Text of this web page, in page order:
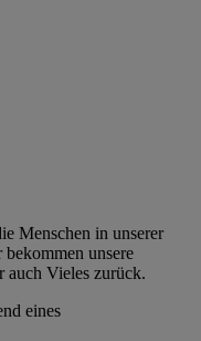
Menschen in unserer
unsere
auch Vieles zurück.